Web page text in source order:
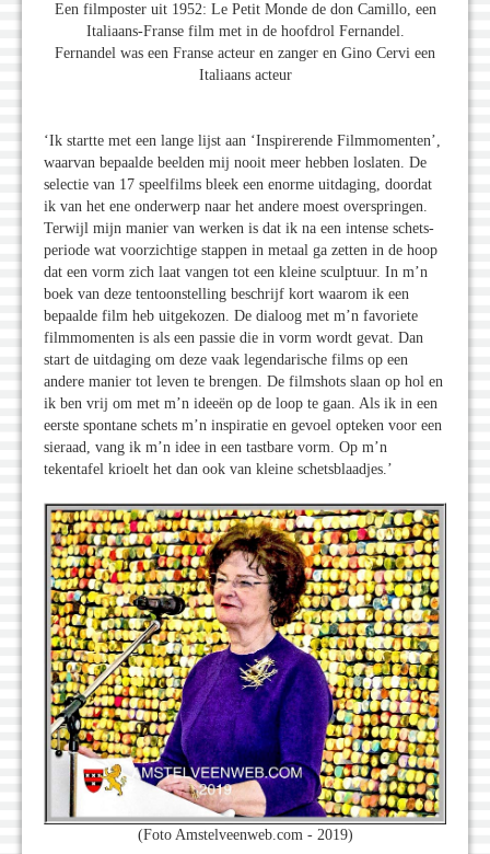
Een filmposter uit 1952: Le Petit Monde de don Camillo, een
Italiaans-Franse film met in de hoofdrol Fernandel.
Fernandel was een Franse acteur en zanger en Gino Cervi een
Italiaans acteur
‘Ik startte met een lange lijst aan ‘Inspirerende Filmmomenten’,
waarvan bepaalde beelden mij nooit meer hebben loslaten. De
selectie van 17 speelfilms bleek een enorme uitdaging, doordat
ik van het ene onderwerp naar het andere moest overspringen.
Terwijl mijn manier van werken is dat ik na een intense schets-
periode wat voorzichtige stappen in metaal ga zetten in de hoop
dat een vorm zich laat vangen tot een kleine sculptuur. In m’n
boek van deze tentoonstelling beschrijf kort waarom ik een
bepaalde film heb uitgekozen. De dialoog met m’n favoriete
filmmomenten is als een passie die in vorm wordt gevat. Dan
start de uitdaging om deze vaak legendarische films op een
andere manier tot leven te brengen. De filmshots slaan op hol en
ik ben vrij om met m’n ideeën op de loop te gaan. Als ik in een
eerste spontane schets m’n inspiratie en gevoel opteken voor een
sieraad, vang ik m’n idee in een tastbare vorm. Op m’n
tekentafel krioelt het dan ook van kleine schetsblaadjes.’
(Foto Amstelveenweb.com - 2019)